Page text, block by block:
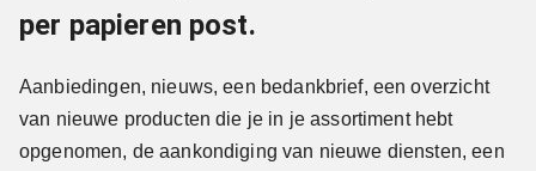
per papieren post.
Aanbiedingen, nieuws, een bedankbrief, een overzicht
van nieuwe producten die je in je assortiment hebt
opgenomen, de aankondiging van nieuwe diensten, een